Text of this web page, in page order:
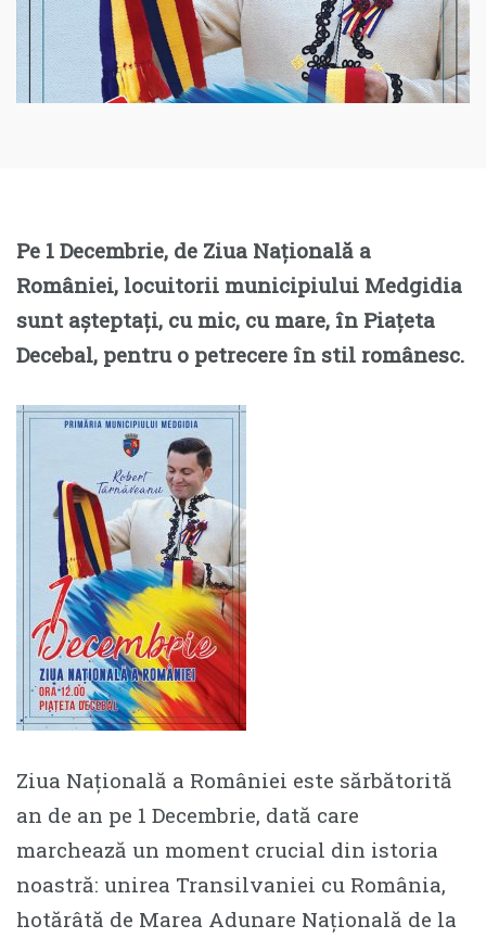
Pe 1 Decembrie, de Ziua Națională a
României, locuitorii municipiului Medgidia
sunt așteptați, cu mic, cu mare, în Piațeta
Decebal, pentru o petrecere în stil românesc.
Ziua Națională a României este sărbătorită
an de an pe 1 Decembrie, dată care
marchează un moment crucial din istoria
noastră: unirea Transilvaniei cu România,
hotărâtă de Marea Adunare Națională de la